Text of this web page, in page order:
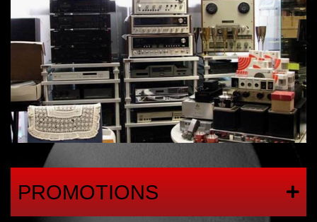
PROMOTIONS